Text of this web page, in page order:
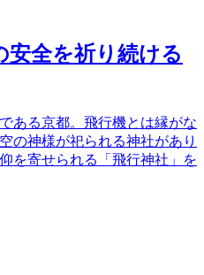
安全を祈り続ける
ある京都。飛行機とは縁がな
の神様が祀られる神社があり
を寄せられる「飛行神社」を